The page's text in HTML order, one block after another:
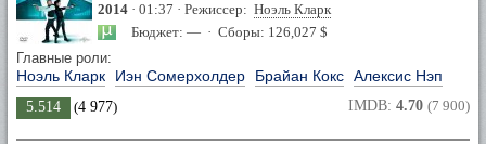
2014 · 01:37 · Режиссер: Ноэль Кларк
Бюджет: — · Сборы: 126,027 $
Главные роли:
Ноэль Кларк Иэн Сомерхолдер Брайан Кокс Алексис Нэп
5.514 (4 977) IMDB: 4.70 (7 900)